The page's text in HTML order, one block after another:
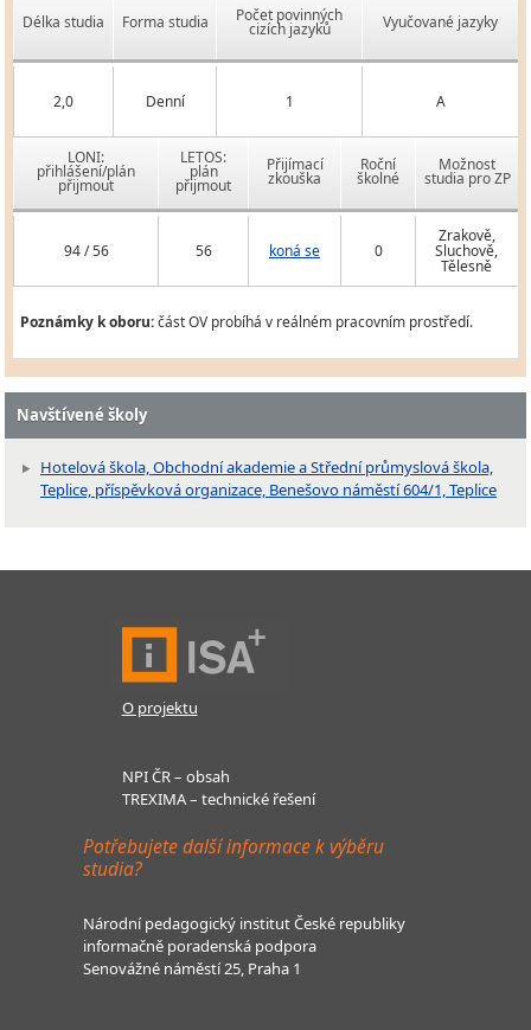
Délka studia Forma studia Počet povinných
cizích jazyků Vyučované jazyky
2,0 Denní 1 A
LONI:
přihlášení/plán
přijmout
LETOS:
plán
přijmout
Přijímací
zkouška
Roční
školné
Možnost
studia pro ZP
94 / 56 56 koná se 0
Zrakově,
Sluchově,
Tělesně
Poznámky k oboru:část OV probíhá v reálném pracovním prostředí.
Navštívené školy
Hotelová škola, Obchodní akademie a Střední průmyslová škola,
Teplice, příspěvková organizace, Benešovo náměstí 604/1, Teplice
O projektu
NPI ČR – obsah
TREXIMA – technické řešení
Potřebujete další informace k výběru
studia?
Národní pedagogický institut České republiky
informačně poradenská podpora
Senovážné náměstí 25, Praha 1